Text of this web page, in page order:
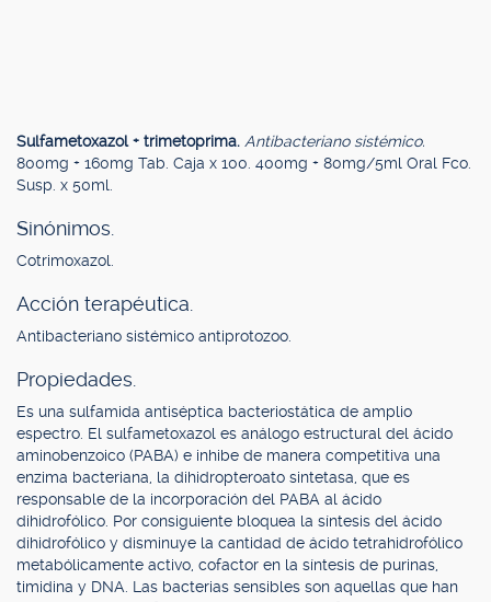
Sulfametoxazol + trimetoprima. Antibacteriano sistémico.
800mg + 160mg Tab. Caja x 100. 400mg + 80mg/5ml Oral Fco.
Susp. x 50ml.
Sinónimos.
Cotrimoxazol.
Acción terapéutica.
Antibacteriano sistémico antiprotozoo.
Propiedades.
Es una sulfamida antiséptica bacteriostática de amplio
espectro. El sulfametoxazol es análogo estructural del ácido
aminobenzoico (PABA) e inhibe de manera competitiva una
enzima bacteriana, la dihidropteroato sintetasa, que es
responsable de la incorporación del PABA al ácido
dihidrofólico. Por consiguiente bloquea la síntesis del ácido
dihidrofólico y disminuye la cantidad de ácido tetrahidrofólico
metabólicamente activo, cofactor en la síntesis de purinas,
timidina y DNA. Las bacterias sensibles son aquellas que han